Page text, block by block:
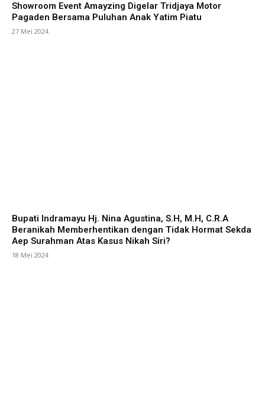
Showroom Event Amayzing Digelar Tridjaya Motor
Pagaden Bersama Puluhan Anak Yatim Piatu
27 Mei 2024
Bupati Indramayu Hj. Nina Agustina, S.H, M.H, C.R.A
Beranikah Memberhentikan dengan Tidak Hormat Sekda
Aep Surahman Atas Kasus Nikah Siri?
18 Mei 2024